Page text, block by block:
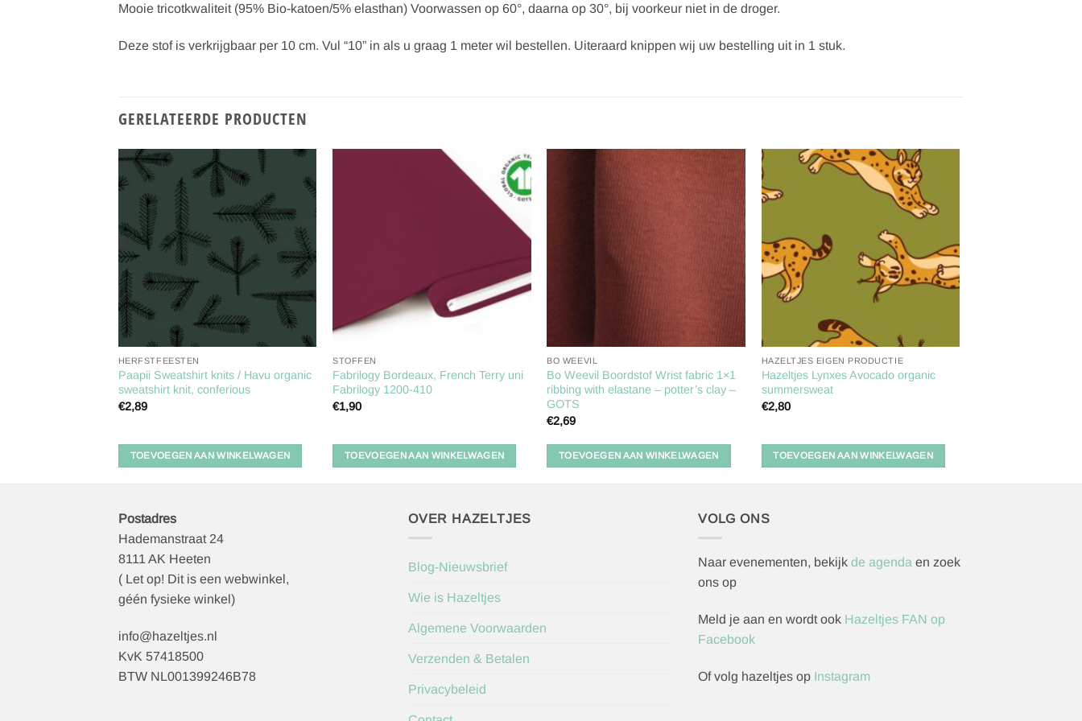
Mooie tricotkwaliteit (95% Bio-katoen/5% elasthan) Voorwassen op 60°, daarna op 30°, bij voorkeur niet in de droger.
Deze stof is verkrijgbaar per 10 cm. Vul “10” in als u graag 1 meter wil bestellen. Uiteraard knippen wij uw bestelling uit in 1 stuk.
GERELATEERDE PRODUCTEN
Toevoegen
verlanglijst
HERFSTFEESTEN
Paapii Sweatshirt knits / Havu organic
sweatshirt knit, conferious
€2,89
TOEVOEGEN AAN WINKELWAGEN
Toevoegen
aan
verlanglijst
STOFFEN
Fabrilogy Bordeaux, French Terry uni
Fabrilogy 1200-410
€1,90
TOEVOEGEN AAN WINKELWAGEN
Toevoegen
BO WEEVIL
Bo Weevil Boordstof Wrist fabric 1×1
ribbing with elastane – potter’s clay –
GOTS
€2,69
TOEVOEGEN AAN WINKELWAGEN
Toevoegen
aan
verlanglijst
HAZELTJES EIGEN PRODUCTIE
Hazeltjes Lynxes Avocado organic
summersweat
€2,80
TOEVOEGEN AAN WINKELWAGEN
Postadres
Hademanstraat 24
8111 AK Heeten
( Let op! Dit is een webwinkel,
géén fysieke winkel)
info@hazeltjes.nl
KvK 57418500
BTW NL001399246B78
OVER HAZELTJES
Blog-Nieuwsbrief
Wie is Hazeltjes
Algemene Voorwaarden
Verzenden & Betalen
Privacybeleid
VOLG ONS
Naar evenementen, bekijk de agenda en zoek
ons op
Meld je aan en wordt ook Hazeltjes FAN op
Facebook
Of volg hazeltjes op Instagram